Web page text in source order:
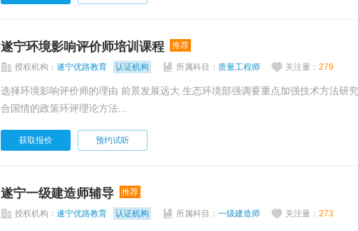
遂宁环境影响评价师培训课程 推荐
授权机构： 遂宁优路教育 认证机构 所属科目： 质量工程师 关注量： 279
选择环境影响评价师的理由 前景发展远大 生态环境部强调要重点加强技术方法研究，力求建立适
合国情的政策环评理论方法...
获取报价 预约试听
遂宁一级建造师辅导 推荐
授权机构： 遂宁优路教育 认证机构 所属科目： 一级建造师 关注量： 273